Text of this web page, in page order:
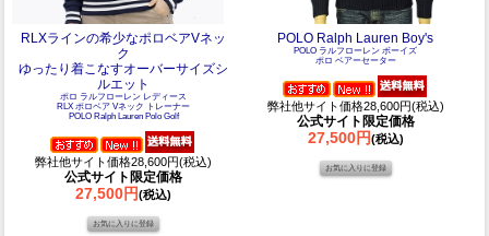
RLXラインの希少なポロベアVネッ
ク
ゆったり着こなすオーバーサイズシ
ルエット
ポロ ラルフローレン レディース
RLX ポロベア Vネック トレーナー
POLO Ralph Lauren Polo Golf
弊社他サイト価格28,600円(税込)
公式サイト限定価格
27,500円(税込)
POLO Ralph Lauren Boy's
POLO ラルフローレン ボーイズ
ポロ ベアーセーター
弊社他サイト価格28,600円(税込)
公式サイト限定価格
27,500円(税込)